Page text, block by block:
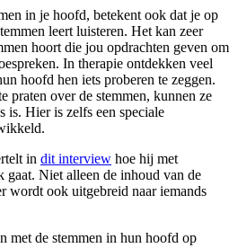
in je hoofd, betekent ook dat je op
leert luisteren. Het kan zeer
hoort die jou opdrachten geven om
In therapie ontdekken veel
hoofd hen iets proberen te zeggen.
praten over de stemmen, kunnen ze
is. Hier is zelfs een speciale
in dit interview hoe hij met
gaat. Niet alleen de inhoud van de
wordt ook uitgebreid naar iemands
met de stemmen in hun hoofd op